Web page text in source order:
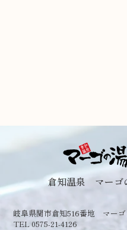
倉知温泉 マーゴ
岐阜県関市倉知516番地 マーゴ
TEL 0575-21-4126